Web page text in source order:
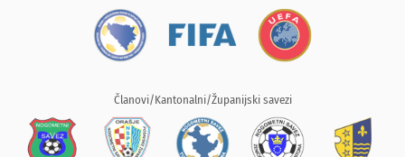
Članovi/Kantonalni/Županijski savezi